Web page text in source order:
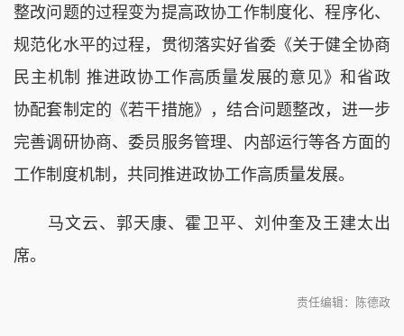
整改问题的过程变为提高政协工作制度化、程序化、
规范化水平的过程，贯彻落实好省委《关于健全协商
民主机制 推进政协工作高质量发展的意见》和省政
协配套制定的《若干措施》，结合问题整改，进一步
完善调研协商、委员服务管理、内部运行等各方面的
工作制度机制，共同推进政协工作高质量发展。
马文云、郭天康、霍卫平、刘仲奎及王建太出
席。
责任编辑：陈德政